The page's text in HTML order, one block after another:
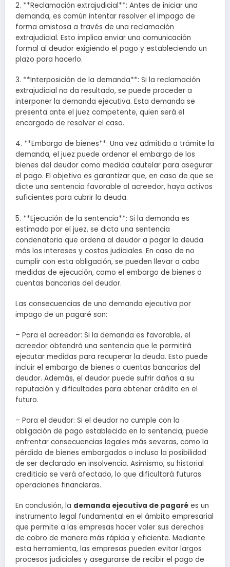
2. **Reclamación extrajudicial**: Antes de iniciar una
demanda, es común intentar resolver el impago de
forma amistosa a través de una reclamación
extrajudicial. Esto implica enviar una comunicación
formal al deudor exigiendo el pago y estableciendo un
plazo para hacerlo.
3. **Interposición de la demanda**: Si la reclamación
extrajudicial no da resultado, se puede proceder a
interponer la demanda ejecutiva. Esta demanda se
presenta ante el juez competente, quien será el
encargado de resolver el caso.
4. **Embargo de bienes**: Una vez admitida a trámite la
demanda, el juez puede ordenar el embargo de los
bienes del deudor como medida cautelar para asegurar
el pago. El objetivo es garantizar que, en caso de que se
dicte una sentencia favorable al acreedor, haya activos
suficientes para cubrir la deuda.
5. **Ejecución de la sentencia**: Si la demanda es
estimada por el juez, se dicta una sentencia
condenatoria que ordena al deudor a pagar la deuda
más los intereses y costas judiciales. En caso de no
cumplir con esta obligación, se pueden llevar a cabo
medidas de ejecución, como el embargo de bienes o
cuentas bancarias del deudor.
Las consecuencias de una demanda ejecutiva por
impago de un pagaré son:
– Para el acreedor: Si la demanda es favorable, el
acreedor obtendrá una sentencia que le permitirá
ejecutar medidas para recuperar la deuda. Esto puede
incluir el embargo de bienes o cuentas bancarias del
deudor. Además, el deudor puede sufrir daños a su
reputación y dificultades para obtener crédito en el
futuro.
– Para el deudor: Si el deudor no cumple con la
obligación de pago establecida en la sentencia, puede
enfrentar consecuencias legales más severas, como la
pérdida de bienes embargados o incluso la posibilidad
de ser declarado en insolvencia. Asimismo, su historial
crediticio se verá afectado, lo que dificultará futuras
operaciones financieras.
En conclusión, la demanda ejecutiva de pagaré es un
instrumento legal fundamental en el ámbito empresarial
que permite a las empresas hacer valer sus derechos
de cobro de manera más rápida y eficiente. Mediante
esta herramienta, las empresas pueden evitar largos
procesos judiciales y asegurarse de recibir el pago de